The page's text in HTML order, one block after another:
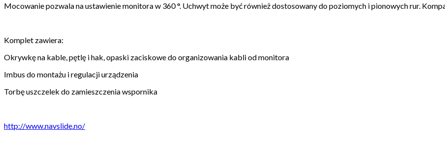
Mocowanie pozwala na ustawienie monitora w 360 °. Uchwyt może być również dostosowany do poziomych i pionowych rur.
Komplet zawiera:
Okrywkę na kable, pętlę i hak, opaski zaciskowe do organizowania kabli od monitora
Imbus do montażu i regulacji urządzenia
Torbę uszczelek do zamieszczenia wspornika
http://www.navslide.no/